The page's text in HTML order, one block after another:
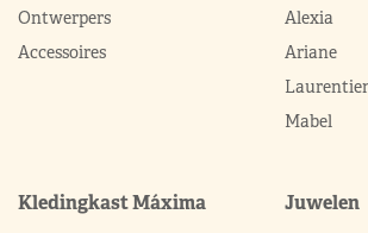
Ontwerpers
Accessoires
Alexia
Ariane
Mabel
Kledingkast Máxima Juwelen